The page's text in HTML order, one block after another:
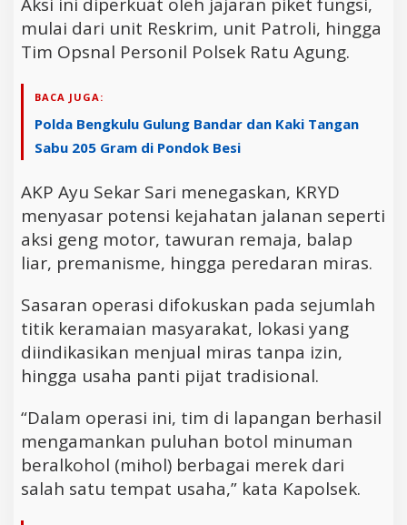
mulai dari unit Reskrim, unit Patroli, hingga
Tim Opsnal Personil Polsek Ratu Agung.
BACA JUGA:
Polda Bengkulu Gulung Bandar dan Kaki Tangan
Sabu 205 Gram di Pondok Besi
AKP Ayu Sekar Sari menegaskan, KRYD
menyasar potensi kejahatan jalanan seperti
aksi geng motor, tawuran remaja, balap
liar, premanisme, hingga peredaran miras.
Sasaran operasi difokuskan pada sejumlah
titik keramaian masyarakat, lokasi yang
diindikasikan menjual miras tanpa izin,
hingga usaha panti pijat tradisional.
“Dalam operasi ini, tim di lapangan berhasil
mengamankan puluhan botol minuman
beralkohol (mihol) berbagai merek dari
salah satu tempat usaha,” kata Kapolsek.